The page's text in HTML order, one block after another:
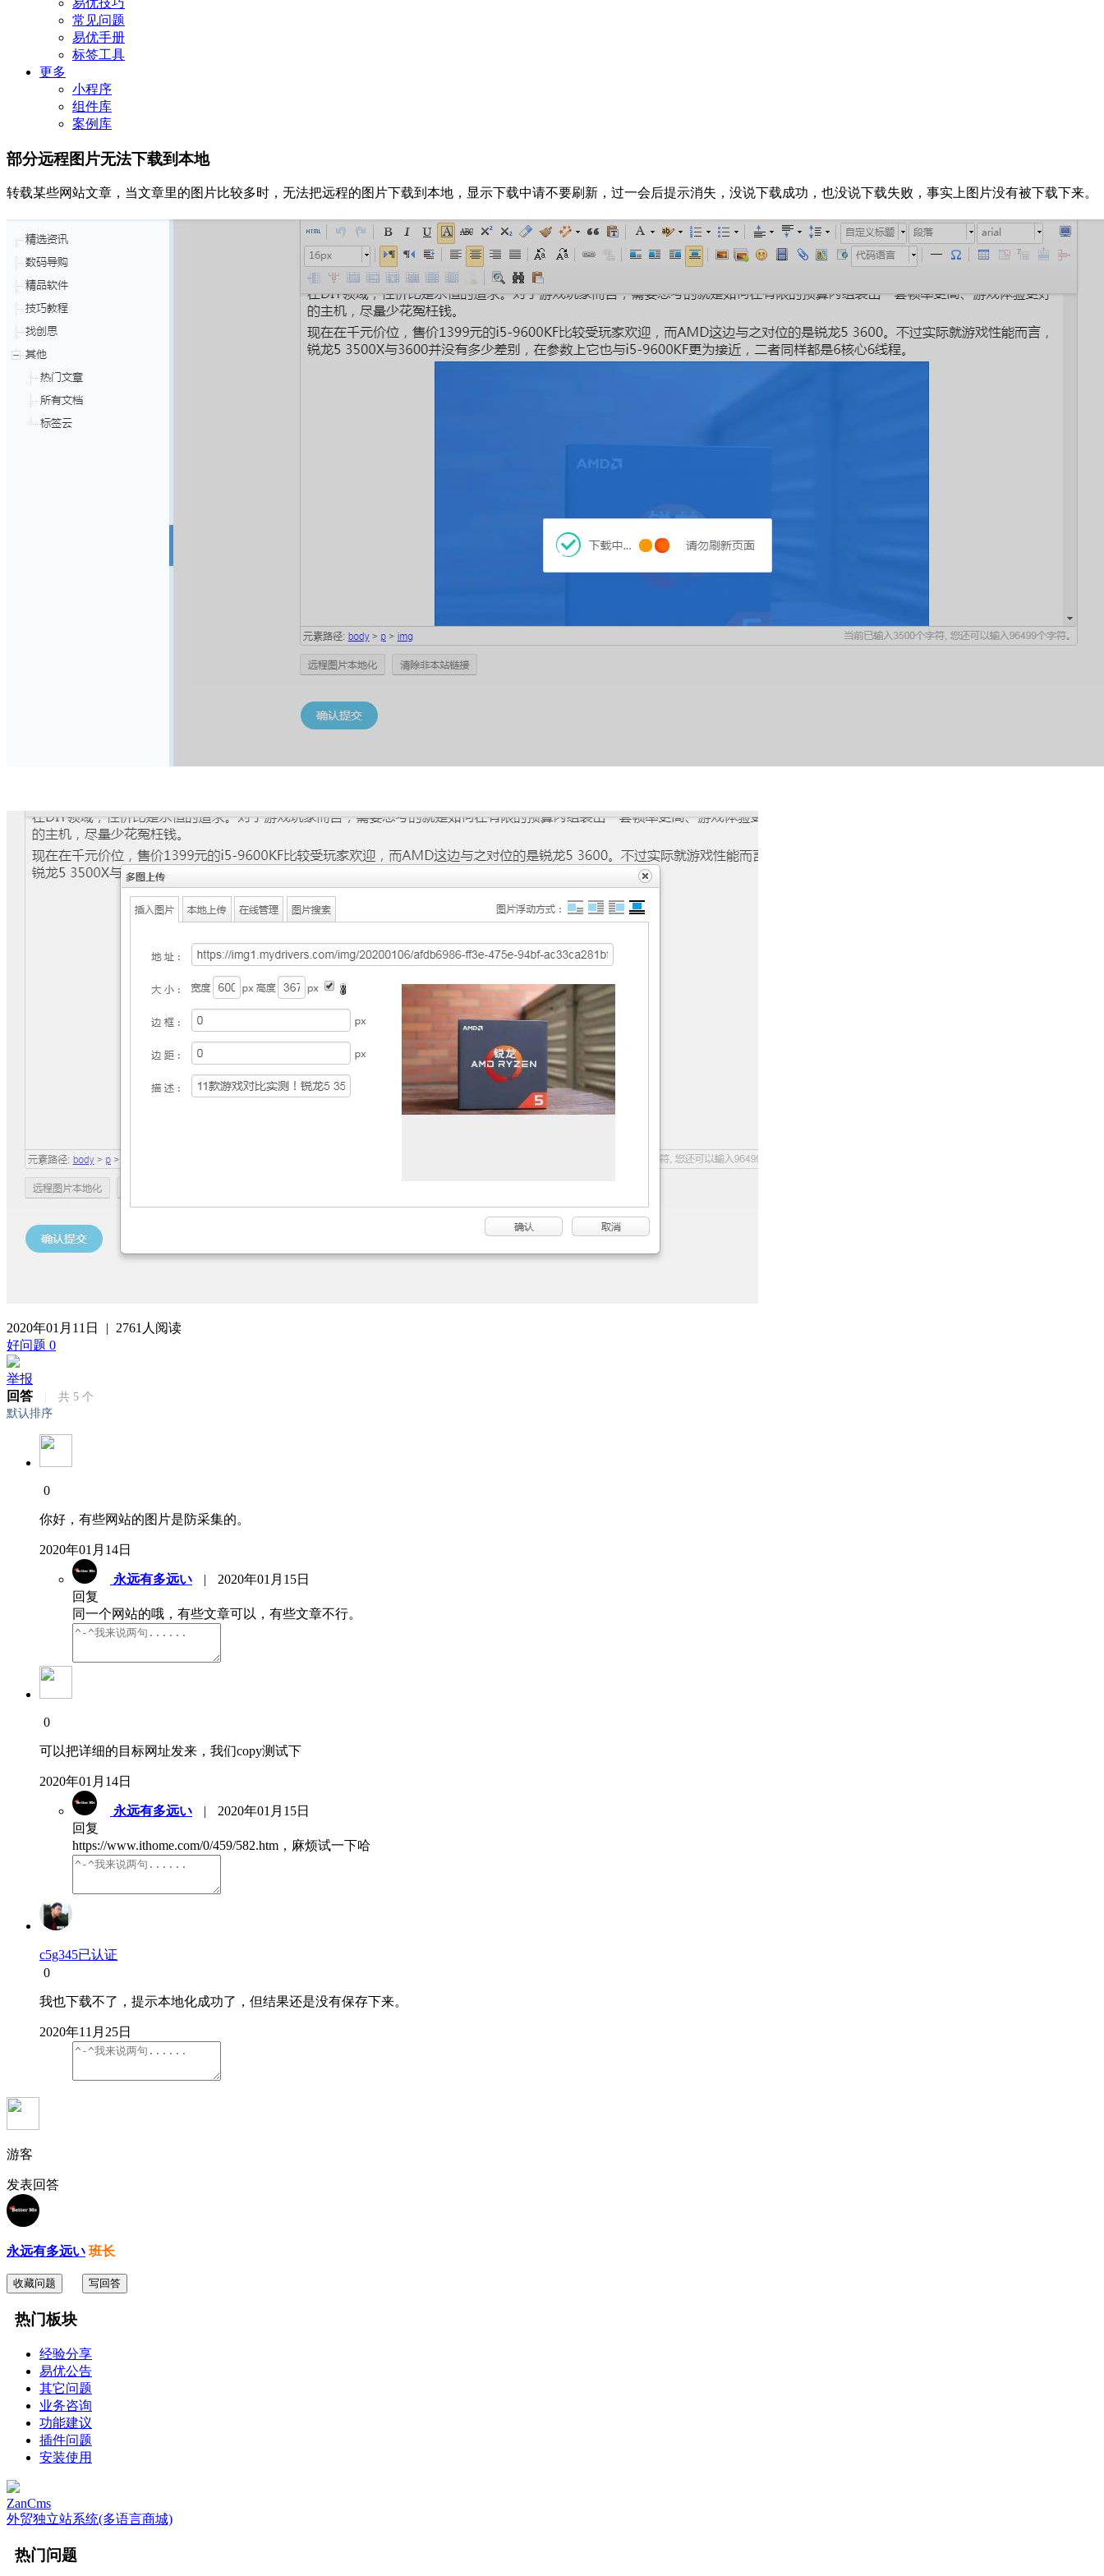
易优技巧
常见问题
易优手册
标签工具
更多
小程序
组件库
案例库
部分远程图片无法下载到本地
转载某些网站文章，当文章里的图片比较多时，无法把远程的图片下载到本地，显示下载中请不要刷新，过一会后提示消失，没说下载成功，也没说下载失败，事实上图片没有被下载下来。
2020年01月11日 | 2761人阅读
好问题 0
举报
回答
共 5 个
默认排序
0
你好，有些网站的图片是防采集的。
2020年01月14日
永远有多远い |
2020年01月15日
回复
同一个网站的哦，有些文章可以，有些文章不行。
0
可以把详细的目标网址发来，我们copy测试下
2020年01月14日
永远有多远い |
2020年01月15日
回复
https://www.ithome.com/0/459/582.htm，麻烦试一下哈
c5g345已认证
0
我也下载不了，提示本地化成功了，但结果还是没有保存下来。
2020年11月25日
游客
发表回答
永远有多远い 班长
收藏问题 写回答
热门板块
经验分享
易优公告
其它问题
业务咨询
功能建议
插件问题
安装使用
ZanCms
外贸独立站系统(多语言商城)
热门问题